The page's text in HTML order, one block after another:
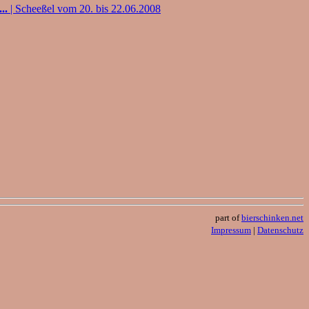
| Scheeßel vom 20. bis 22.06.2008
part ofbierschinken.net
Impressum | Datenschutz